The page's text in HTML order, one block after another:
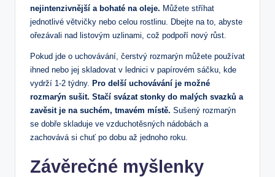
nejintenzivnější a bohaté na oleje. Můžete stříhat
jednotlivé větvičky nebo celou rostlinu. Dbejte na to, abyste
ořezávali nad listovým uzlinami, což podpoří nový růst.
Pokud jde o uchovávání, čerstvý rozmarýn můžete používat
ihned nebo jej skladovat v lednici v papírovém sáčku, kde
vydrží 1-2 týdny. Pro delší uchovávání je možné
rozmarýn sušit. Stačí svázat stonky do malých svazků a
zavěsit je na suchém, tmavém místě. Sušený rozmarýn
se dobře skladuje ve vzduchotěsných nádobách a
zachovává si chuť po dobu až jednoho roku.
Závěrečné myšlenky